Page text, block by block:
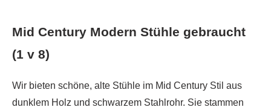
Mid Century Modern Stühle gebraucht
(1 v 8)
Wir bieten schöne, alte Stühle im Mid Century Stil aus
dunklem Holz und schwarzem Stahlrohr. Sie stammen